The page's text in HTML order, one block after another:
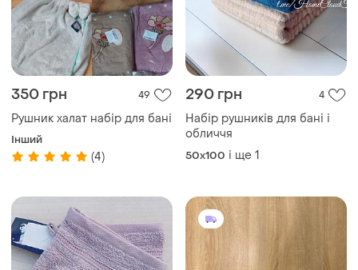
350 грн 49
Рушник халат набір для бані
Інший
(4)
290 грн 4
Набір рушників для бані і
обличчя
50x100 і ще 1